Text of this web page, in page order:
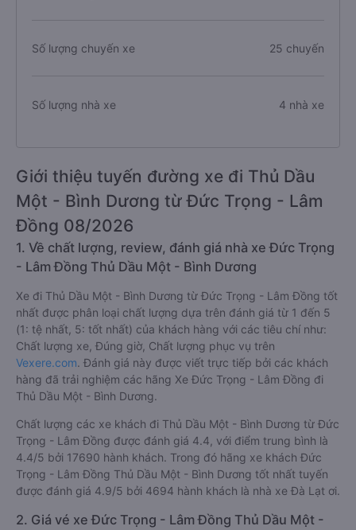
Số lượng chuyến xe 25 chuyến
Số lượng nhà xe 4 nhà xe
Giới thiệu tuyến đường xe đi Thủ Dầu
Một - Bình Dương từ Đức Trọng - Lâm
Đồng 08/2026
1. Về chất lượng, review, đánh giá nhà xe Đức Trọng
- Lâm Đồng Thủ Dầu Một - Bình Dương
Xe đi Thủ Dầu Một - Bình Dương từ Đức Trọng - Lâm Đồng tốt
nhất được phân loại chất lượng dựa trên đánh giá từ 1 đến 5
(1: tệ nhất, 5: tốt nhất) của khách hàng với các tiêu chí như:
Chất lượng xe, Đúng giờ, Chất lượng phục vụ trên
Vexere.com. Đánh giá này được viết trực tiếp bởi các khách
hàng đã trải nghiệm các hãng Xe Đức Trọng - Lâm Đồng đi
Thủ Dầu Một - Bình Dương.
Chất lượng các xe khách đi Thủ Dầu Một - Bình Dương từ Đức
Trọng - Lâm Đồng được đánh giá 4.4, với điểm trung bình là
4.4/5 bởi 17690 hành khách. Trong đó hãng xe khách Đức
Trọng - Lâm Đồng Thủ Dầu Một - Bình Dương tốt nhất tuyến
được đánh giá 4.9/5 bởi 4694 hành khách là nhà xe Đà Lạt ơi.
2. Giá vé xe Đức Trọng - Lâm Đồng Thủ Dầu Một -